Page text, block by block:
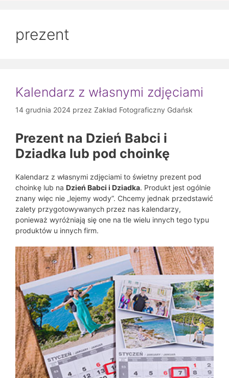
prezent
Kalendarz z własnymi zdjęciami
14 grudnia 2024 przez Zakład Fotograficzny Gdańsk
Prezent na Dzień Babci i
Dziadka lub pod choinkę
Kalendarz z własnymi zdjęciami to świetny prezent pod
choinkę lub na Dzień Babci i Dziadka. Produkt jest ogólnie
znany więc nie „lejemy wody”. Chcemy jednak przedstawić
zalety przygotowywanych przez nas kalendarzy,
ponieważ wyróżniają się one na tle wielu innych tego typu
produktów u innych firm.